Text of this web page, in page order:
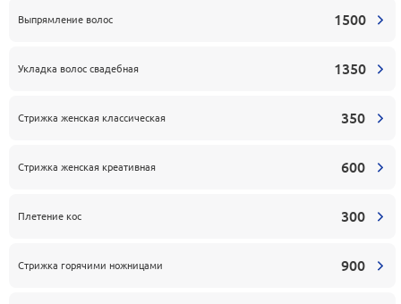
Выпрямление волос 1500
Укладка волос свадебная 1350
Стрижка женская классическая 350
Стрижка женская креативная 600
Плетение кос 300
Стрижка горячими ножницами 900